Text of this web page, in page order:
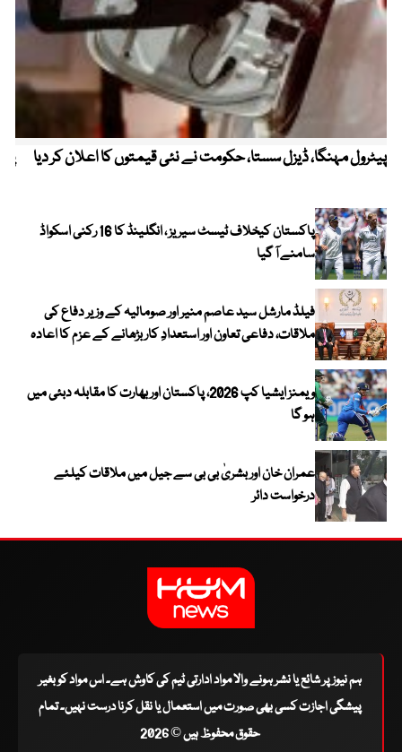
پیٹرول مہنگا، ڈیزل سستا، حکومت نے نئی قیمتوں کا اعلان کر دیا
پاکستان کیخلاف ٹیسٹ سیریز ، انگلینڈ کا 16 رکنی اسکواڈ
سامنے آ گیا
فیلڈ مارشل سید عاصم منیر اور صومالیہ کے وزیر دفاع کی
ملاقات، دفاعی تعاون اور استعدادِ کار بڑھانے کے عزم کا اعادہ
ویمنز ایشیا کپ 2026، پاکستان اور بھارت کا مقابلہ دبئی میں
ہو گا
عمران خان اور بشریٰ بی بی سے جیل میں ملاقات کیلئے
درخواست دائر
ہم نیوز پر شائع یا نشر ہونے والا مواد ادارتی ٹیم کی کاوش ہے۔ اس مواد کو بغیر
پیشگی اجازت کسی بھی صورت میں استعمال یا نقل کرنا درست نہیں۔ تمام
حقوق محفوظ ہیں © 2026